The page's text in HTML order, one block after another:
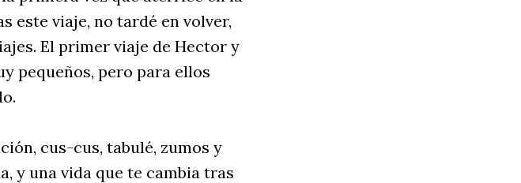
este viaje, no tardé en volver,
El primer viaje de Hector y
pequeños, pero para ellos
cus-cus, tabulé, zumos y
y una vida que te cambia tras